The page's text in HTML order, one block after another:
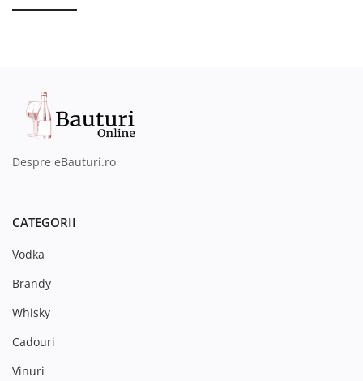
Despre eBauturi.ro
CATEGORII
Vodka
Brandy
Whisky
Cadouri
Vinuri